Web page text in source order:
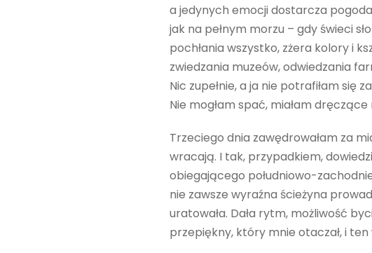
a jedynych emocji dostarcza
jak na pełnym morzu – gdy świeci
pochłania wszystko, zżera kolory i
zwiedzania muzeów, odwiedzania
Nic zupełnie, a ja nie potrafiłam się
Nie mogłam spać, miałam
Trzeciego dnia zawędrowałam za
wracają. I tak, przypadkiem,
obiegającego południowo-
nie zawsze wyraźna ścieżyna
uratowała. Dała rytm, możliwość
przepiękny, który mnie otaczał, i